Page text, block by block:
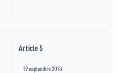
Article 5
19 septembre 2018